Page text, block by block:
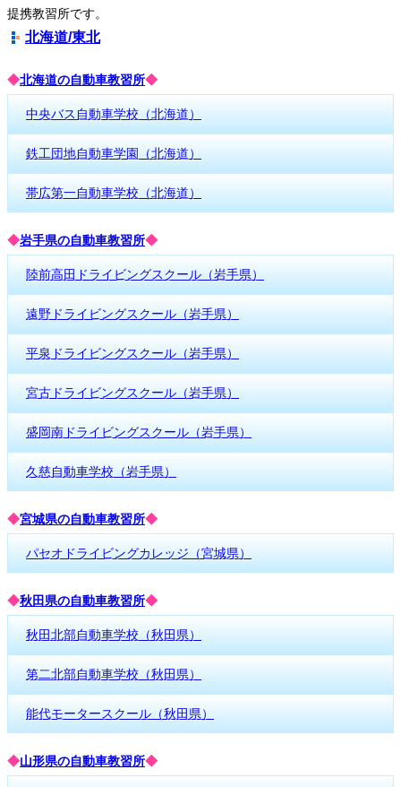
提携教習所です。
北海道/東北
◆北海道の自動車教習所◆
中央バス自動車学校（北海道）
鉄工団地自動車学園（北海道）
帯広第一自動車学校（北海道）
◆岩手県の自動車教習所◆
陸前高田ドライビングスクール（岩手県）
遠野ドライビングスクール（岩手県）
平泉ドライビングスクール（岩手県）
宮古ドライビングスクール（岩手県）
盛岡南ドライビングスクール（岩手県）
久慈自動車学校（岩手県）
◆宮城県の自動車教習所◆
パセオドライビングカレッジ（宮城県）
◆秋田県の自動車教習所◆
秋田北部自動車学校（秋田県）
第二北部自動車学校（秋田県）
能代モータースクール（秋田県）
◆山形県の自動車教習所◆